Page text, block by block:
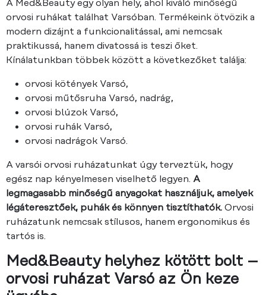
A Med&Beauty egy olyan hely, ahol kiváló minőségű
orvosi ruhákat találhat Varsóban. Termékeink ötvözik a
modern dizájnt a funkcionalitással, ami nemcsak
praktikussá, hanem divatossá is teszi őket.
Kínálatunkban többek között a következőket találja:
orvosi kötények Varsó,
orvosi műtősruha Varsó, nadrág,
orvosi blúzok Varsó,
orvosi ruhák Varsó,
orvosi nadrágok Varsó.
A varsói orvosi ruházatunkat úgy terveztük, hogy
egész nap kényelmesen viselhető legyen. A
legmagasabb minőségű anyagokat használjuk, amelyek
légáteresztőek, puhák és könnyen tisztíthatók. Orvosi
ruházatunk nemcsak stílusos, hanem ergonomikus és
tartós is.
Med&Beauty helyhez kötött bolt –
orvosi ruházat Varsó az Ön keze